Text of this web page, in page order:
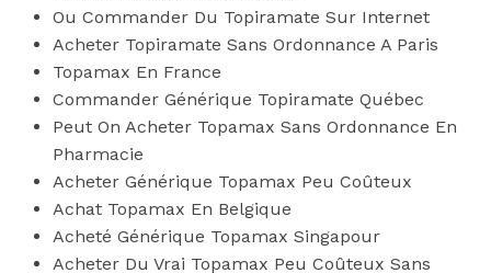
Ou Commander Du Topiramate Sur Internet
Acheter Topiramate Sans Ordonnance A Paris
Topamax En France
Commander Générique Topiramate Québec
Peut On Acheter Topamax Sans Ordonnance En
Pharmacie
Acheter Générique Topamax Peu Coûteux
Achat Topamax En Belgique
Acheté Générique Topamax Singapour
Acheter Du Vrai Topamax Peu Coûteux Sans